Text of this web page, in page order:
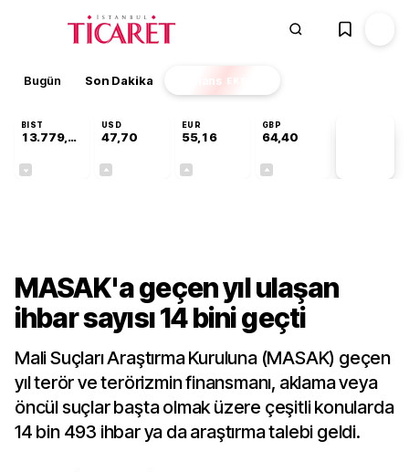
Bugün Son Dakika Finans EKSTRA
BIST
13.779,39
USD
47,70
EUR
55,16
GBP
64,40
MASAK'a geçen yıl ulaşan
ihbar sayısı 14 bini geçti
Mali Suçları Araştırma Kuruluna (MASAK) geçen
yıl terör ve terörizmin finansmanı, aklama veya
öncül suçlar başta olmak üzere çeşitli konularda
14 bin 493 ihbar ya da araştırma talebi geldi.